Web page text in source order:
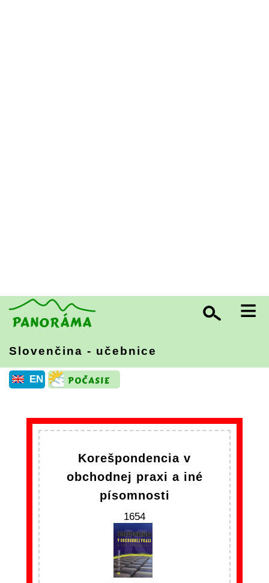
≡
Slovenčina - učebnice
EN
Korešpondencia v
obchodnej praxi a iné
písomnosti
1654